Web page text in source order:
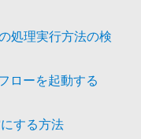
処理実行方法の検
ローを起動する
する方法